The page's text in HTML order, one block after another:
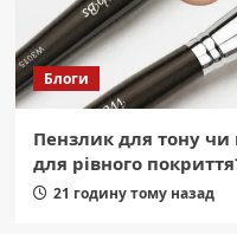
Блоги
Пензлик для тону
для рівного
21 годину тому назад